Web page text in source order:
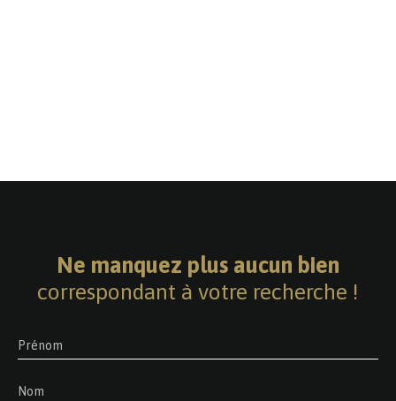
Ne manquez plus aucun bien
correspondant à votre recherche !
Prénom
Nom